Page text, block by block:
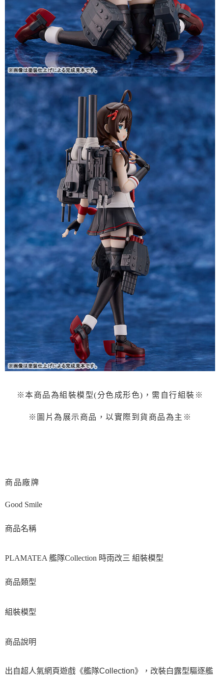
※本商品為組裝模型(分色成形色)，需自行組裝※
※圖片為展示商品，以實際到貨商品為主※
商品廠牌
Good Smile
商品名稱
PLAMATEA 艦隊Collection 時雨改三 組裝模型
商品類型
組裝模型
商品說明
出自超人氣網頁遊戲《艦隊Collection》，改裝白露型驅逐艦